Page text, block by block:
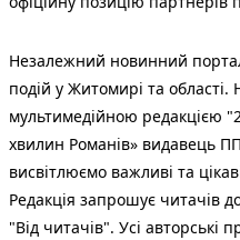
Незалежний новинний
подій у Житомирі та
мультимедійною редакцією
хвилин Романів» видавець
висвітлюємо важливі та
Редакція запрошує читачів
"Від читачів". Усі авторські